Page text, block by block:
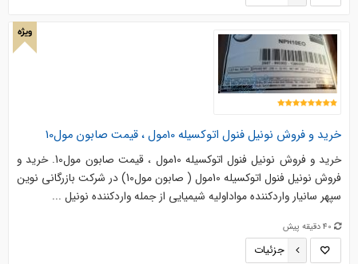
ویژه
خرید و فروش نونیل فنول اتوکسیله 10مول ، قیمت صابون مول10
خرید و فروش نونیل فنول اتوکسیله 10مول ، قیمت صابون مول10. خرید و
فروش نونیل فنول اتوکسیله 10مول ( صابون مول10) در شرکت بازرگانی نوین
سپهر سانیار واردکننده مواداولیه شیمیایی از جمله واردکننده نونیل ...
40 دقیقه پیش
جزئیات